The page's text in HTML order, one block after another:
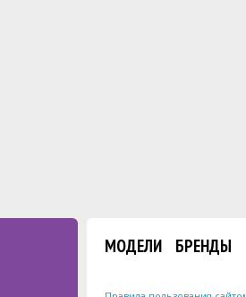
МОДЕЛИ БРЕНДЫ